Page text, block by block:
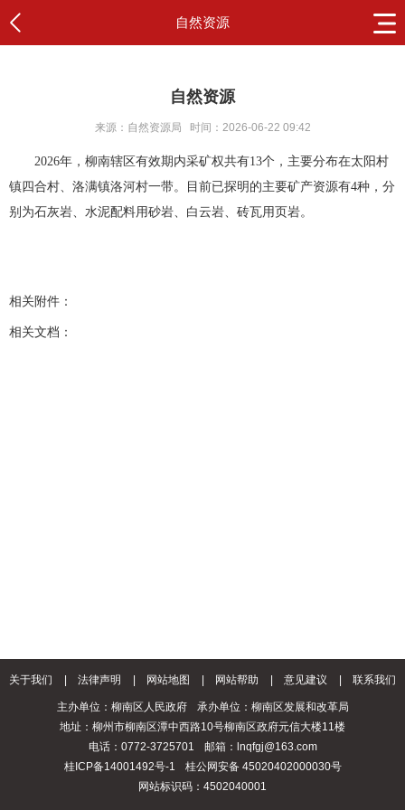
自然资源
自然资源
来源：自然资源局 时间：2026-06-22 09:42
2026年，柳南辖区有效期内采矿权共有13个，主要分布在太阳村
镇四合村、洛满镇洛河村一带。目前已探明的主要矿产资源有4种，分
别为石灰岩、水泥配料用砂岩、白云岩、砖瓦用页岩。
相关附件：
相关文档：
关于我们 法律声明 网站地图 网站帮助 意见建议 联系我们
主办单位：柳南区人民政府
承办单位：柳南区发展和改革局
地址：柳州市柳南区潭中西路10号柳南区政府元信大楼11楼
电话：0772-3725701
邮箱：lnqfgj@163.com
桂ICP备14001492号-1
桂公网安备 45020402000030号
网站标识码：4502040001